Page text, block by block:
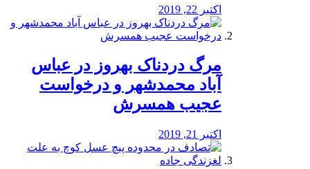
اکتبر 22, 2019
مرگ دردناک بهروز در عباس
آباد محمدشهر و درخواست
عجیب همسرش
اکتبر 21, 2019